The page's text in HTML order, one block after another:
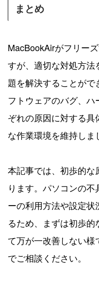
まとめ
MacBookAirがフリー
すが、適切な対処方
題を解決することが
フトウェアのバグ、
ぞれの原因に対する
な作業環境を維持しま
本記事では、初歩的
ります。パソコンの
ーの利用方法や設定
るため、まずは初歩
て万が一改善しない様
でご相談ください。